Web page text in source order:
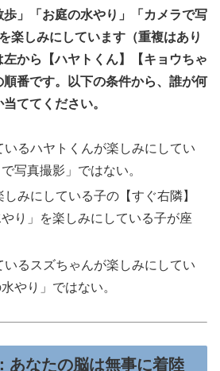
歩」「お庭の水やり」「カメラで写
楽しみにしています（重複はあり
左から【ハヤトくん】【キョウちゃ
番です。以下の条件から、誰が何
ててください。
るハヤトくんが楽しみにしてい
写真撮影」ではない。
みにしている子の【すぐ右隣】
り」を楽しみにしている子が座
るスズちゃんが楽しみにしてい
やり」ではない。
あなたの脳は無事に着陸